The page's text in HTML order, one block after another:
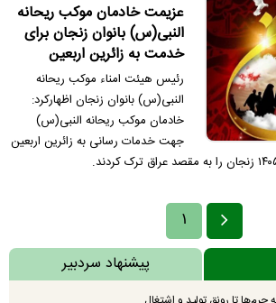
عزیمت خادمان موکب ریحانه
النبی(س) بانوان زنجان برای
خدمت به زائرین اربعین
رئیس هیئت امناء موکب ریحانه
النبی(س) بانوان زنجان اظهارکرد:
خادمان موکب ریحانه النبی(س)
جهت خدمات رسانی به زائرین اربعین
۱
پیشنهاد سردبیر